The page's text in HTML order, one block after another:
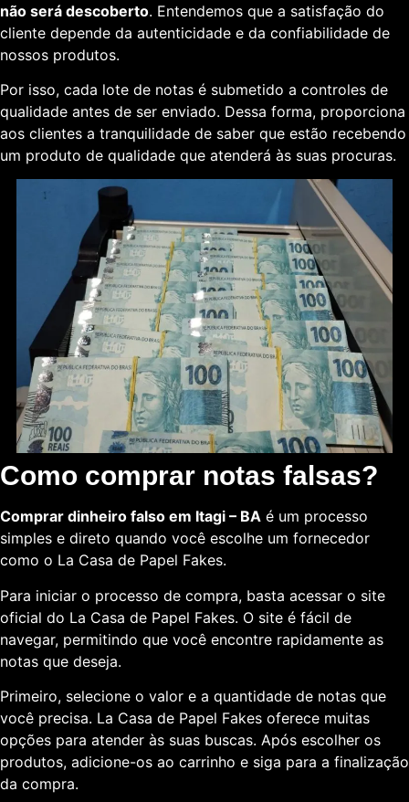
não será descoberto. Entendemos que a satisfação do
cliente depende da autenticidade e da confiabilidade de
nossos produtos.
Por isso, cada lote de notas é submetido a controles de
qualidade antes de ser enviado. Dessa forma, proporciona
aos clientes a tranquilidade de saber que estão recebendo
um produto de qualidade que atenderá às suas procuras.
Como comprar notas falsas?
Comprar dinheiro falso em Itagi – BA é um processo
simples e direto quando você escolhe um fornecedor
como o La Casa de Papel Fakes.
Para iniciar o processo de compra, basta acessar o site
oficial do La Casa de Papel Fakes. O site é fácil de
navegar, permitindo que você encontre rapidamente as
notas que deseja.
Primeiro, selecione o valor e a quantidade de notas que
você precisa. La Casa de Papel Fakes oferece muitas
opções para atender às suas buscas. Após escolher os
produtos, adicione-os ao carrinho e siga para a finalização
da compra.